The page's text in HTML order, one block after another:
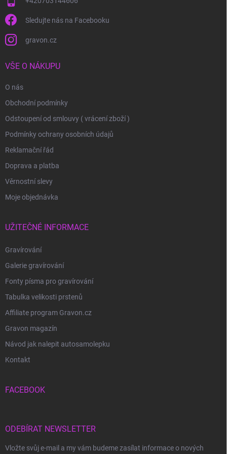
Sledujte nás na Facebooku
gravon.cz
VŠE O NÁKUPU
O nás
Obchodní podmínky
Odstoupení od smlouvy ( vrácení zboží )
Podmínky ochrany osobních údajů
Reklamační řád
Doprava a platba
Věrnostní slevy
Moje objednávka
UŽITEČNÉ INFORMACE
Gravírování
Galerie gravírování
Fonty písma pro gravírování
Tabulka velikosti prstenů
Affiliate program Gravon.cz
Gravon magazín
Návod jak nalepit autosamolepku
Kontakt
FACEBOOK
ODEBÍRAT NEWSLETTER
Vložte svůj e-mail a my vám budeme zasílat informace o nových